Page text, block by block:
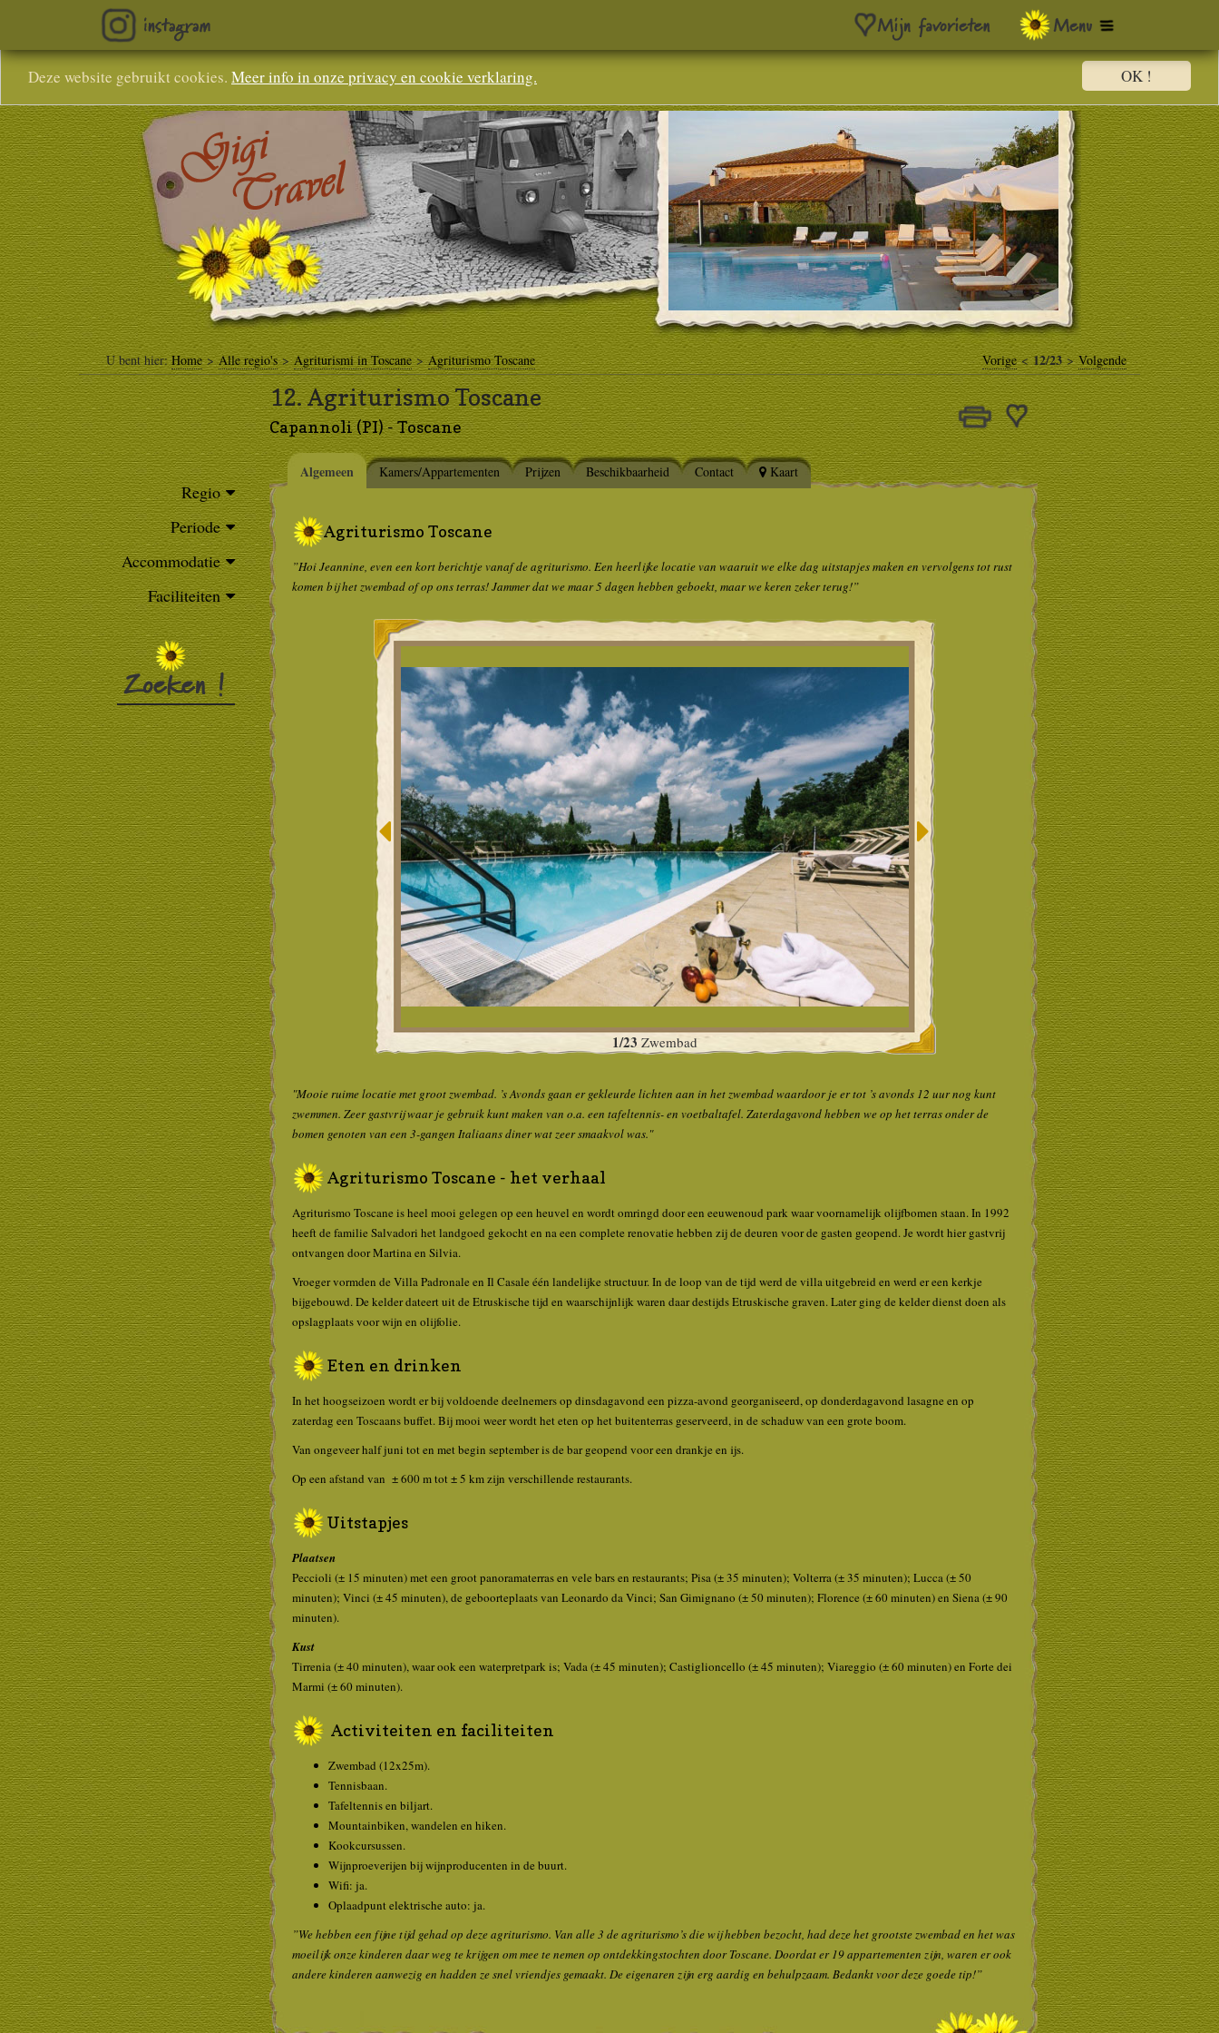
OK !
Deze website gebruikt cookies. Meer info in onze privacy en cookie verklaring.
Vorige<12/23>Volgende
U bent hier:Home>Alle regio's>Agriturismi in Toscane>Agriturismo Toscane
Regio
Periode
Accommodatie
Faciliteiten
12.Agriturismo Toscane
Capannoli (PI) - Toscane
Algemeen Kamers/Appartementen Prijzen Beschikbaarheid Contact Kaart
Agriturismo Toscane
”Hoi Jeannine, even een kort berichtje vanaf de agriturismo. Een heerlijke locatie van waaruit we elke dag uitstapjes maken en vervolgens tot rust
komen bij het zwembad of op ons terras! Jammer dat we maar 5 dagen hebben geboekt, maar we keren zeker terug!”
1/23 Zwembad
"Mooie ruime locatie met groot zwembad. ’s Avonds gaan er gekleurde lichten aan in het zwembad waardoor je er tot ’s avonds 12 uur nog kunt
zwemmen. Zeer gastvrij waar je gebruik kunt maken van o.a. een tafeltennis- en voetbaltafel. Zaterdagavond hebben we op het terras onder de
bomen genoten van een 3-gangen Italiaans diner wat zeer smaakvol was."
Agriturismo Toscane - het verhaal
Agriturismo Toscane is heel mooi gelegen op een heuvel en wordt omringd door een eeuwenoud park waar voornamelijk olijfbomen staan. In 1992
heeft de familie Salvadori het landgoed gekocht en na een complete renovatie hebben zij de deuren voor de gasten geopend. Je wordt hier gastvrij
ontvangen door Martina en Silvia.
Vroeger vormden de Villa Padronale en Il Casale één landelijke structuur. In de loop van de tijd werd de villa uitgebreid en werd er een kerkje
bijgebouwd. De kelder dateert uit de Etruskische tijd en waarschijnlijk waren daar destijds Etruskische graven. Later ging de kelder dienst doen als
opslagplaats voor wijn en olijfolie.
Eten en drinken
In het hoogseizoen wordt er bij voldoende deelnemers op dinsdagavond een pizza-avond georganiseerd, op donderdagavond lasagne en op
zaterdag een Toscaans buffet. Bij mooi weer wordt het eten op het buitenterras geserveerd, in de schaduw van een grote boom.
Van ongeveer half juni tot en met begin september is de bar geopend voor een drankje en ijs.
Op een afstand van ± 600 m tot ± 5 km zijn verschillende restaurants.
Uitstapjes
Plaatsen
Peccioli (± 15 minuten) met een groot panoramaterras en vele bars en restaurants; Pisa (± 35 minuten); Volterra (± 35 minuten); Lucca (± 50
minuten); Vinci (± 45 minuten), de geboorteplaats van Leonardo da Vinci; San Gimignano (± 50 minuten); Florence (± 60 minuten) en Siena (± 90
minuten).
Kust
Tirrenia (± 40 minuten), waar ook een waterpretpark is; Vada (± 45 minuten); Castiglioncello (± 45 minuten); Viareggio (± 60 minuten) en Forte dei
Marmi (± 60 minuten).
Activiteiten en faciliteiten
Zwembad (12x25m).
Tennisbaan.
Tafeltennis en biljart.
Mountainbiken, wandelen en hiken.
Kookcursussen.
Wijnproeverijen bij wijnproducenten in de buurt.
Wifi: ja.
Oplaadpunt elektrische auto: ja.
”We hebben een fijne tijd gehad op deze agriturismo. Van alle 3 de agriturismo’s die wij hebben bezocht, had deze het grootste zwembad en het was
moeilijk onze kinderen daar weg te krijgen om mee te nemen op ontdekkingstochten door Toscane. Doordat er 19 appartementen zijn, waren er ook
andere kinderen aanwezig en hadden ze snel vriendjes gemaakt. De eigenaren zijn erg aardig en behulpzaam. Bedankt voor deze goede tip!”